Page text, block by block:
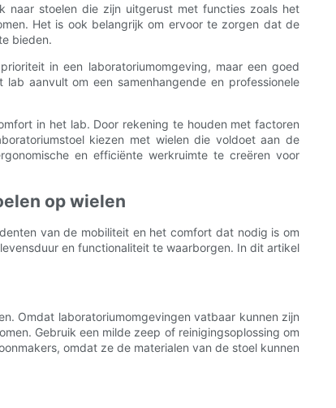
naar stoelen die zijn uitgerust met functies zoals het
Het is ook belangrijk om ervoor te zorgen dat de
bieden.
in een laboratoriumomgeving, maar een goed
aanvult om een ​​samenhangende en professionele
in het lab. Door rekening te houden met factoren
kiezen met wielen die voldoet aan de
en efficiënte werkruimte te creëren voor
op wielen
van de mobiliteit en het comfort dat nodig is om
en functionaliteit te waarborgen. In dit artikel
Omdat laboratoriumomgevingen vatbaar kunnen zijn
Gebruik een milde zeep of reinigingsoplossing om
omdat ze de materialen van de stoel kunnen